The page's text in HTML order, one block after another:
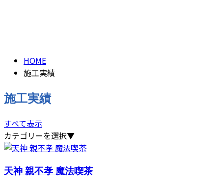
HOME
施工実績
施工実績
すべて表示
カテゴリーを選択▼
天神 親不孝 魔法喫茶